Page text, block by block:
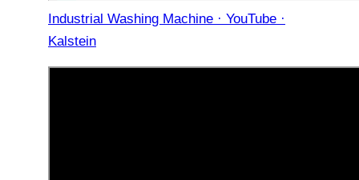
Industrial Washing Machine · YouTube ·
Kalstein